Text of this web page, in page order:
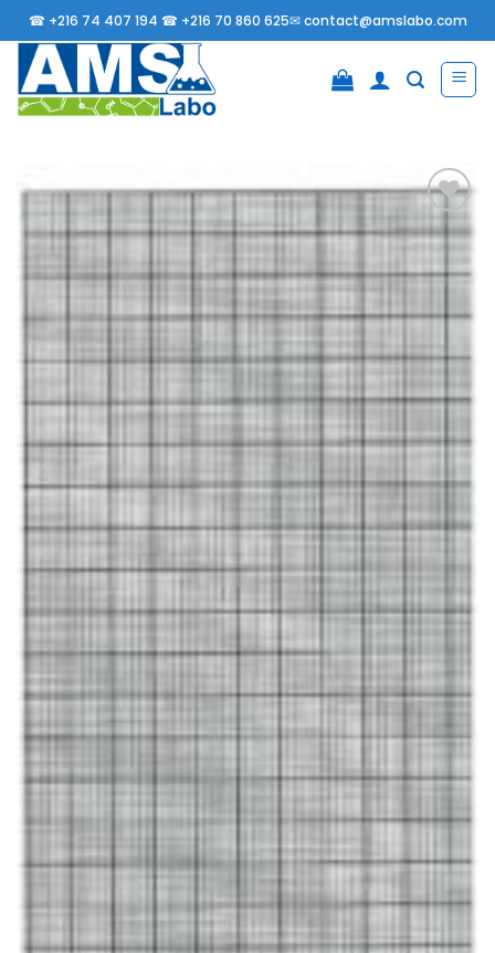
Passer
au
contenu
☎ +216 74 407 194 ☎ +216 70 860 625✉contact@amslabo.com
Ajouter
liste